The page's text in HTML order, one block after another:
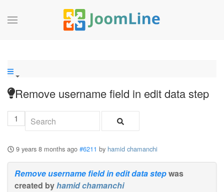
Remove username field in edit data step
1
9 years 8 months ago #6211 by hamid chamanchi
Remove username field in edit data stepwas
created byhamid chamanchi